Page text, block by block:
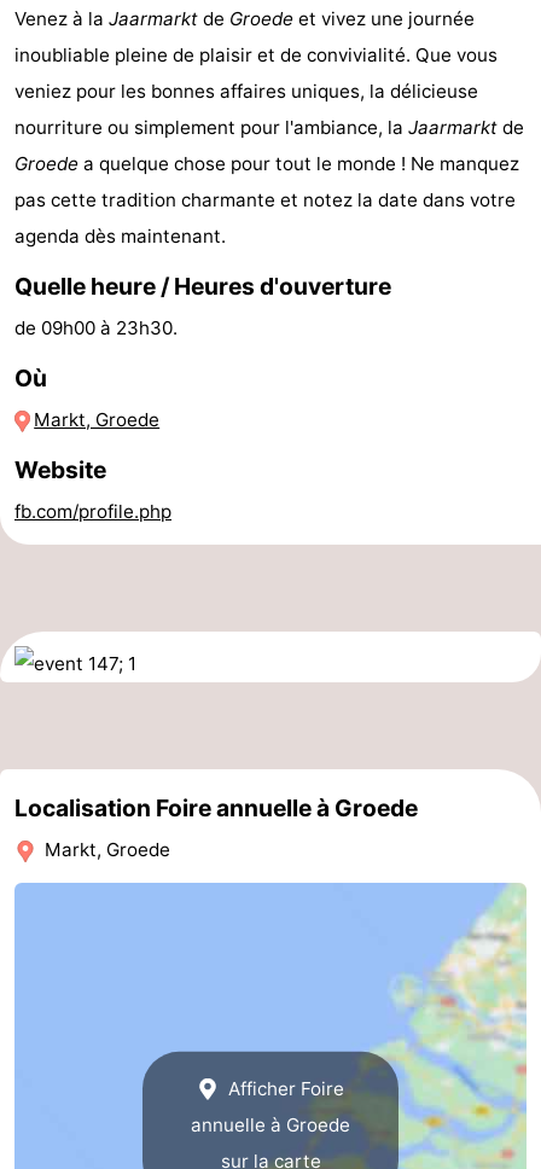
Moulins
-
Points
de
vue
Attractions
-
Croisières
-
Terrains
de
jeux
-
Aires
de
jeux
-
Bowling
-
Parcours
mini-
Centres
bien-
&
Nature
Piscines
-
du
Randonnée
-
Terrains
-
Venez à la Jaarmarkt de Groede et vivez une journée
inoubliable pleine de plaisir et de convivialité. Que vous
veniez pour les bonnes affaires uniques, la délicieuse
nourriture ou simplement pour l'ambiance, la Jaarmarkt de
Groede a quelque chose pour tout le monde ! Ne manquez
pas cette tradition charmante et notez la date dans votre
agenda dès maintenant.
Quelle heure / Heures d'ouverture
de 09h00 à 23h30.
Où
Markt, Groede
Website
fb.com/profile.php
Localisation Foire annuelle à Groede
Markt, Groede
Afficher Foire
annuelle à Groede
sur la carte